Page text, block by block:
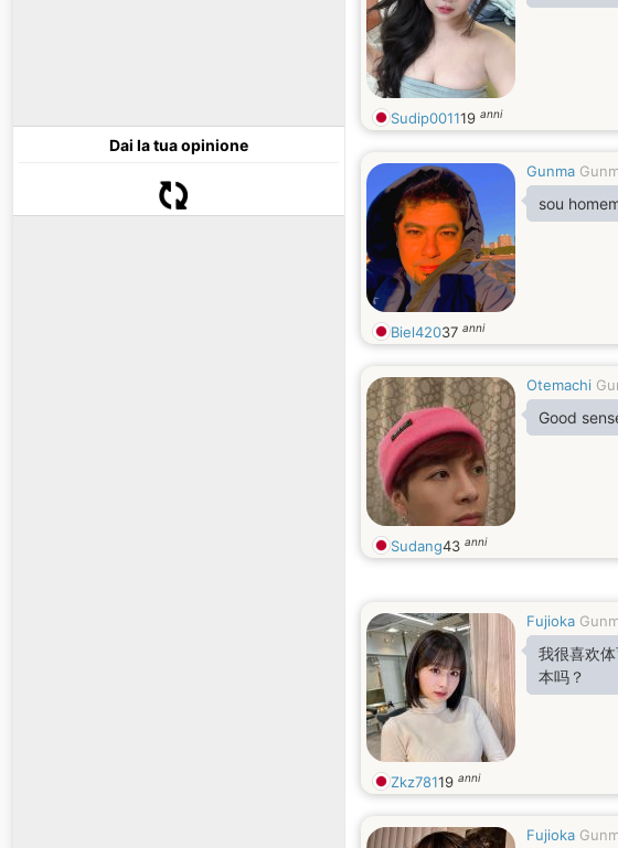
Dai la tua opinione
Sudip001119 anni
Gunma
sou
Biel42037 anni
Otemachi
Good
Sudang43 anni
Fujioka
我很喜欢
本吗？
Zkz78119 anni
Fujioka